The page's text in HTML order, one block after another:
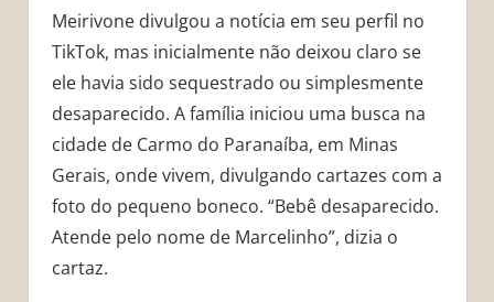
Meirivone divulgou a notícia em seu perfil no
TikTok, mas inicialmente não deixou claro se
ele havia sido sequestrado ou simplesmente
desaparecido. A família iniciou uma busca na
cidade de Carmo do Paranaíba, em Minas
Gerais, onde vivem, divulgando cartazes com a
foto do pequeno boneco. “Bebê desaparecido.
Atende pelo nome de Marcelinho”, dizia o
cartaz.